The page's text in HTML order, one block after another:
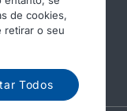
de cookies,
retirar o seu
Todos